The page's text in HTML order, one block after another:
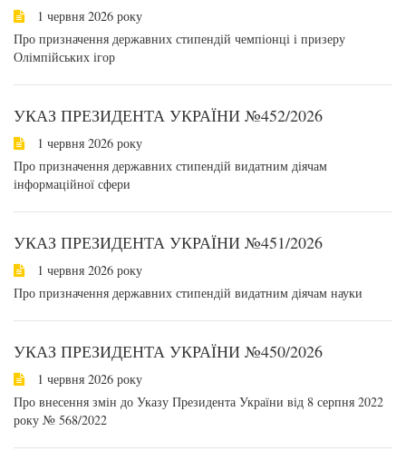
1 червня 2026 року
Про призначення державних стипендій чемпіонці і призеру
Олімпійських ігор
УКАЗ ПРЕЗИДЕНТА УКРАЇНИ №452/2026
1 червня 2026 року
Про призначення державних стипендій видатним діячам
інформаційної сфери
УКАЗ ПРЕЗИДЕНТА УКРАЇНИ №451/2026
1 червня 2026 року
Про призначення державних стипендій видатним діячам науки
УКАЗ ПРЕЗИДЕНТА УКРАЇНИ №450/2026
1 червня 2026 року
Про внесення змін до Указу Президента України від 8 серпня 2022
року № 568/2022